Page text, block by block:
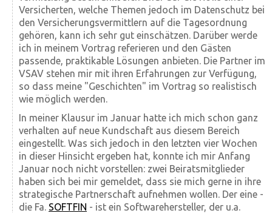
Versicherten, welche Themen jedoch im Datenschutz bei
den Versicherungs­vermittlern auf die Tagesordnung
gehören, kann ich sehr gut einschätzen. Darüber werde
ich in meinem Vortrag referieren und den Gästen
passende, praktikable Lösungen anbieten. Die Partner im
VSAV stehen mir mit ihren Erfahrungen zur Verfügung,
so dass meine "Geschichten" im Vortrag so realistisch
wie möglich werden.
In meiner Klausur im Januar hatte ich mich schon ganz
verhalten auf neue Kundschaft aus diesem Bereich
eingestellt. Was sich jedoch in den letzten vier Wochen
in dieser Hinsicht ergeben hat, konnte ich mir Anfang
Januar noch nicht vorstellen: zwei Beiratsmitglieder
haben sich bei mir gemeldet, dass sie mich gerne in ihre
strategische Partnerschaft aufnehmen wollen. Der eine -
die Fa. SOFTFIN - ist ein Softwarehersteller, der u.a.